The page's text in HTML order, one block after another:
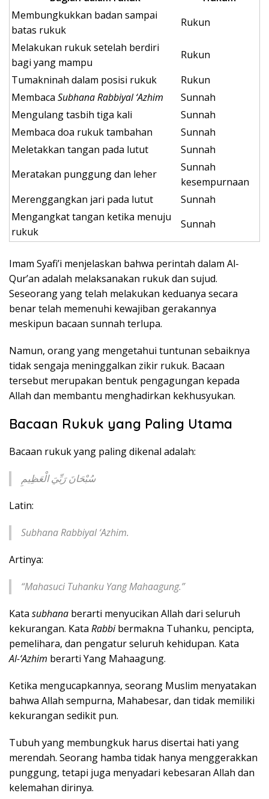
Membungkukkan badan sampai
batas rukuk
Rukun
Melakukan rukuk setelah berdiri
bagi yang mampu
Rukun
Tumakninah dalam posisi rukuk
Rukun
Membaca Subhana Rabbiyal ‘Azhim
Sunnah
Mengulang tasbih tiga kali
Sunnah
Membaca doa rukuk tambahan
Sunnah
Meletakkan tangan pada lutut
Sunnah
Meratakan punggung dan leher
Sunnah
kesempurnaan
Merenggangkan jari pada lutut
Sunnah
Mengangkat tangan ketika menuju
rukuk
Sunnah
Imam Syafi’i menjelaskan bahwa perintah dalam Al-
Qur’an adalah melaksanakan rukuk dan sujud.
Seseorang yang telah melakukan keduanya secara
benar telah memenuhi kewajiban gerakannya
meskipun bacaan sunnah terlupa.
Namun, orang yang mengetahui tuntunan sebaiknya
tidak sengaja meninggalkan zikir rukuk. Bacaan
tersebut merupakan bentuk pengagungan kepada
Allah dan membantu menghadirkan kekhusyukan.
Bacaan Rukuk yang Paling Utama
Bacaan rukuk yang paling dikenal adalah:
سُبْحَانَ رَبِّيَ الْعَظِيمِ
Latin:
Subhana Rabbiyal ‘Azhim.
Artinya:
“Mahasuci Tuhanku Yang Mahaagung.”
Kata subhana berarti menyucikan Allah dari seluruh
kekurangan. Kata Rabbibermakna Tuhanku, pencipta,
pemelihara, dan pengatur seluruh kehidupan. Kata
Al-‘Azhim berarti Yang Mahaagung.
Ketika mengucapkannya, seorang Muslim menyatakan
bahwa Allah sempurna, Mahabesar, dan tidak memiliki
kekurangan sedikit pun.
Tubuh yang membungkuk harus disertai hati yang
merendah. Seorang hamba tidak hanya menggerakkan
punggung, tetapi juga menyadari kebesaran Allah dan
kelemahan dirinya.